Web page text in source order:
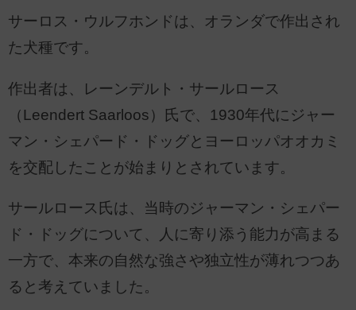
サーロス・ウルフホンドは、オランダで作出され
た犬種です。
作出者は、レーンデルト・サールロース
（Leendert Saarloos）氏で、1930年代にジャー
マン・シェパード・ドッグとヨーロッパオオカミ
を交配したことが始まりとされています。
サールロース氏は、当時のジャーマン・シェパー
ド・ドッグについて、人に寄り添う能力が高まる
一方で、本来の自然な強さや独立性が薄れつつあ
ると考えていました。